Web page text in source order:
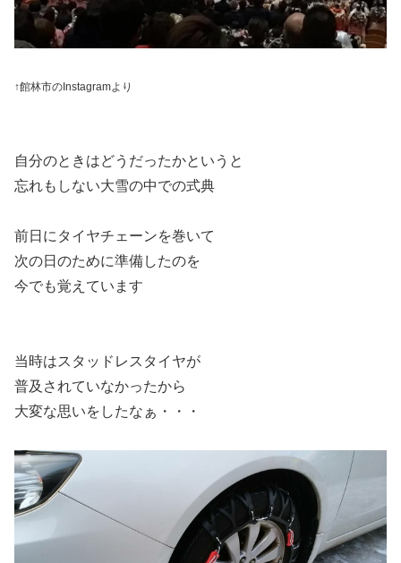
↑館林市のInstagramより
自分のときはどうだったかというと
忘れもしない大雪の中での式典
前日にタイヤチェーンを巻いて
次の日のために準備したのを
今でも覚えています
当時はスタッドレスタイヤが
普及されていなかったから
大変な思いをしたなぁ・・・